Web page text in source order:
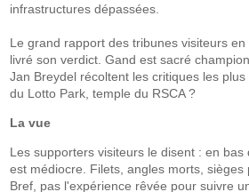
infrastructures dépassées.
Le grand rapport des tribunes visiteurs
livré son verdict. Gand est sacré
Jan Breydel récoltent les critiques les
du Lotto Park, temple du RSCA ?
La vue
Les supporters visiteurs le disent : en bas
est médiocre. Filets, angles morts, sièges
Bref, pas l'expérience rêvée pour suivre